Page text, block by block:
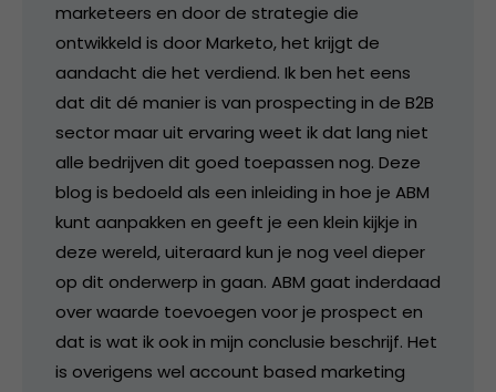
marketeers en door de strategie die
ontwikkeld is door Marketo, het krijgt de
aandacht die het verdiend. Ik ben het eens
dat dit dé manier is van prospecting in de B2B
sector maar uit ervaring weet ik dat lang niet
alle bedrijven dit goed toepassen nog. Deze
blog is bedoeld als een inleiding in hoe je ABM
kunt aanpakken en geeft je een klein kijkje in
deze wereld, uiteraard kun je nog veel dieper
op dit onderwerp in gaan. ABM gaat inderdaad
over waarde toevoegen voor je prospect en
dat is wat ik ook in mijn conclusie beschrijf. Het
is overigens wel account based marketing